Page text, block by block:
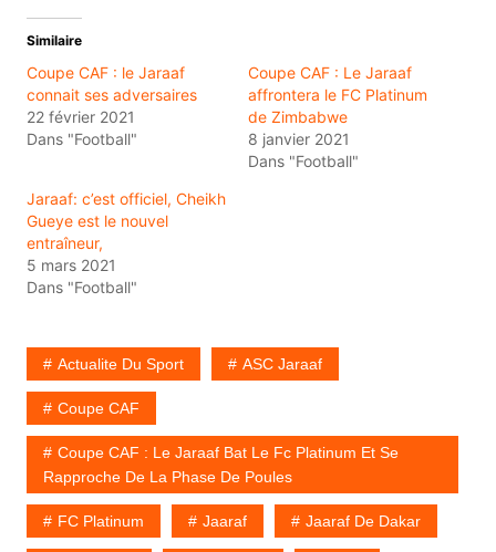
Similaire
Coupe CAF : le Jaraaf
connait ses adversaires
22 février 2021
Dans "Football"
Coupe CAF : Le Jaraaf
affrontera le FC Platinum
de Zimbabwe
8 janvier 2021
Dans "Football"
Jaraaf: c’est officiel, Cheikh
Gueye est le nouvel
entraîneur,
5 mars 2021
Dans "Football"
Actualite Du Sport ASC Jaraaf
Coupe CAF
Coupe CAF : Le Jaraaf Bat Le Fc Platinum Et Se
Rapproche De La Phase De Poules
FC Platinum Jaaraf Jaaraf De Dakar